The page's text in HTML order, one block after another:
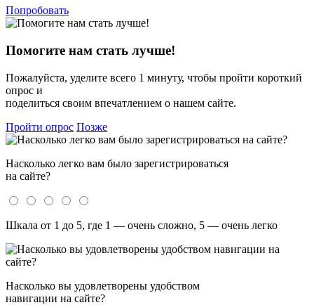
Попробовать
Помогите нам стать лучше!
Пожалуйста, уделите всего 1 минуту, чтобы пройти короткий
опрос и
поделиться своим впечатлением о нашем сайте.
Пройти опрос Позже
Насколько легко вам было зарегистрироваться
на сайте?
Шкала от 1 до 5, где 1 — очень сложно, 5 — очень легко
Насколько вы удовлетворены удобством
навигации на сайте?